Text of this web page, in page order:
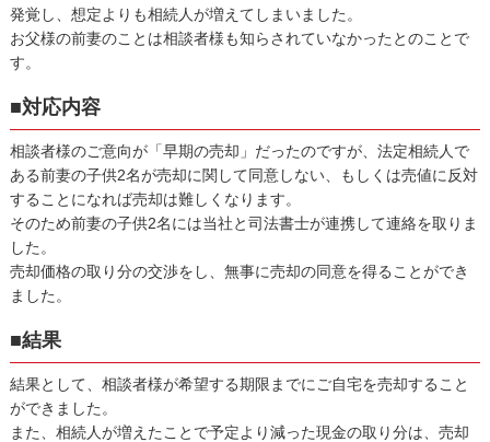
発覚し、想定よりも相続人が増えてしまいました。
お父様の前妻のことは相談者様も知らされていなかったとのことで
す。
■対応内容
相談者様のご意向が「早期の売却」だったのですが、法定相続人で
ある前妻の子供2名が売却に関して同意しない、もしくは売値に反対
することになれば売却は難しくなります。
そのため前妻の子供2名には当社と司法書士が連携して連絡を取りま
した。
売却価格の取り分の交渉をし、無事に売却の同意を得ることができ
ました。
■結果
結果として、相談者様が希望する期限までにご自宅を売却すること
ができました。
また、相続人が増えたことで予定より減った現金の取り分は、売却